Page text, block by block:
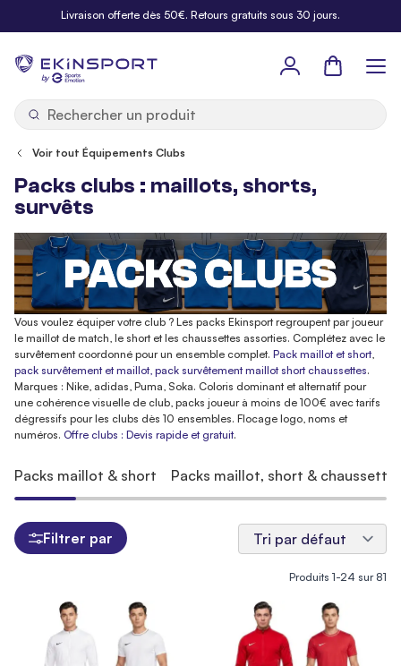
Allez au contenuLivraison offerte dès 50€. Retours gratuits sous 30 jours.
by
Panier
Voir tout Équipements Clubs
Packs clubs : maillots, shorts,
survêts
Vous voulez équiper votre club ? Les packs Ekinsport regroupent par joueur
le maillot de match, le short et les chaussettes assorties. Complétez avec le
survêtement coordonné pour un ensemble complet. Pack maillot et short,
pack survêtement et maillot, pack survêtement maillot short chaussettes.
Marques : Nike, adidas, Puma, Soka. Coloris dominant et alternatif pour
une cohérence visuelle de club, packs joueur à moins de 100€ avec tarifs
dégressifs pour les clubs dès 10 ensembles. Flocage logo, noms et
numéros. Offre clubs : Devis rapide et gratuit.
Produits 1-24 sur81
Packs maillot & short Packs maillot, short &
Filtrer par